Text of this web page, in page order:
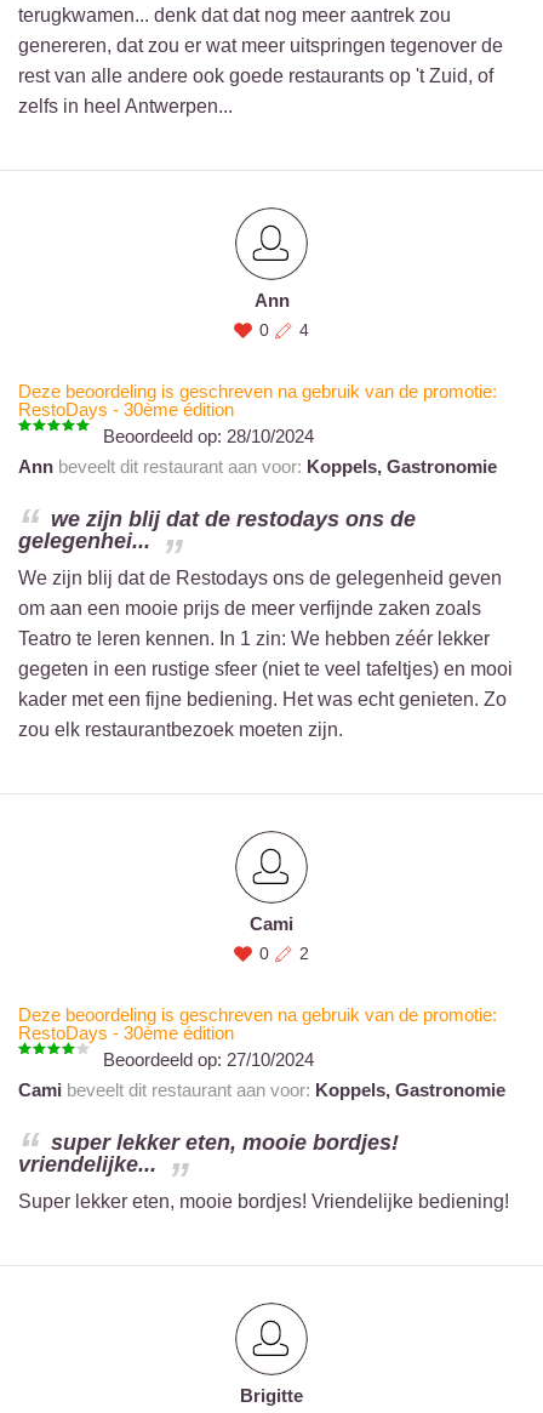
terugkwamen... denk dat dat nog meer aantrek zou
genereren, dat zou er wat meer uitspringen tegenover de
rest van alle andere ook goede restaurants op 't Zuid, of
zelfs in heel Antwerpen...
Ann
0 4
Deze beoordeling is geschreven na gebruik van de promotie:
RestoDays - 30ème édition
Beoordeeld op: 28/10/2024
Ann beveelt dit restaurant aan voor: Koppels, Gastronomie
we zijn blij dat de restodays ons de
gelegenhei...
We zijn blij dat de Restodays ons de gelegenheid geven
om aan een mooie prijs de meer verfijnde zaken zoals
Teatro te leren kennen. In 1 zin: We hebben zéér lekker
gegeten in een rustige sfeer (niet te veel tafeltjes) en mooi
kader met een fijne bediening. Het was echt genieten. Zo
zou elk restaurantbezoek moeten zijn.
Cami
0 2
Deze beoordeling is geschreven na gebruik van de promotie:
RestoDays - 30ème édition
Beoordeeld op: 27/10/2024
Cami beveelt dit restaurant aan voor: Koppels, Gastronomie
super lekker eten, mooie bordjes!
vriendelijke...
Super lekker eten, mooie bordjes! Vriendelijke bediening!
Brigitte